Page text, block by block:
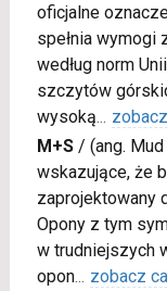
oficjalne
spełnia wymogi
według norm
szczytów
wysoką...
M+S/ (ang.
wskazujące, że
zaprojektowany
Opony z tym
w trudniejszych
opon... zobacz